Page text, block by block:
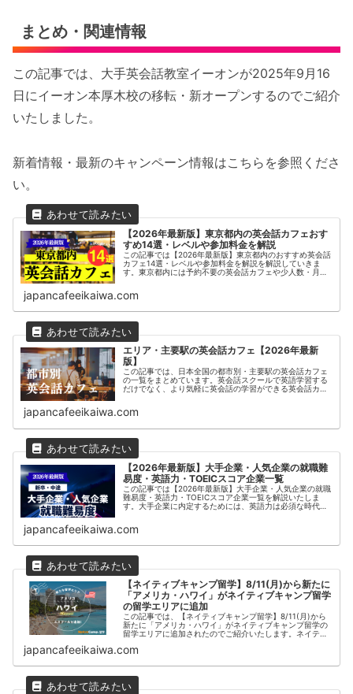
まとめ・関連情報
この記事では、大手英会話教室イーオンが2025年9月16
日にイーオン本厚木校の移転・新オープンするのでご紹介
いたしました。
新着情報・最新のキャンペーン情報はこちらを参照くださ
い。
【2026年最新版】東京都内の英会話カフェおす
すめ14選・レベルや参加料金を解説
この記事では【2026年最新版】東京都内のおすすめ英会話
カフェ14選・レベルや参加料金を解説を解説していきま
す。東京都内には予約不要の英会話カフェや少人数・月額
japancafeeikaiwa.com
エリア・主要駅の英会話カフェ【2026年最新
版】
この記事では、日本全国の都市別・主要駅の英会話カフェ
の一覧をまとめています。英会話スクールで英語学習する
だけでなく、より気軽に英会話の学習ができる英会話カフ
japancafeeikaiwa.com
【2026年最新版】大手企業・人気企業の就職難
易度・英語力・TOEICスコア企業一覧
この記事では【2026年最新版】大手企業・人気企業の就職
難易度・英語力・TOEICスコア企業一覧を解説いたしま
す。大手企業に内定するためには、英語力は必須な時代に
japancafeeikaiwa.com
【ネイティブキャンプ留学】8/11(月)から新たに
「アメリカ・ハワイ」がネイティブキャンプ留学
の留学エリアに追加
この記事では、【ネイティブキャンプ留学】8/11(月)から
新たに「アメリカ・ハワイ」がネイティブキャンプ留学の
留学エリアに追加されたのでご紹介いたします。ネイティ
プが運営する留学サービスで...
japancafeeikaiwa.com